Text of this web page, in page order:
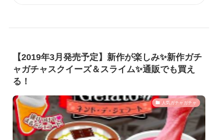
【2019年3月発売予定】新作が楽しみ✨新作ガチ
ャガチャスクイーズ＆スライム✨通販でも買え
る！
人気ガチャガチャ